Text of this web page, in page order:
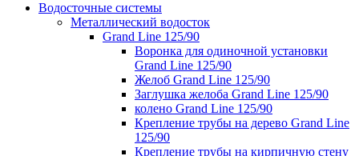
Водосточные системы
Металлический водосток
Grand Line 125/90
Воронка для одиночной установки
Grand Line 125/90
Желоб Grand Line 125/90
Заглушка желоба Grand Line 125/90
колено Grand Line 125/90
Крепление трубы на дерево Grand Line
125/90
Крепление трубы на кирпичную стену